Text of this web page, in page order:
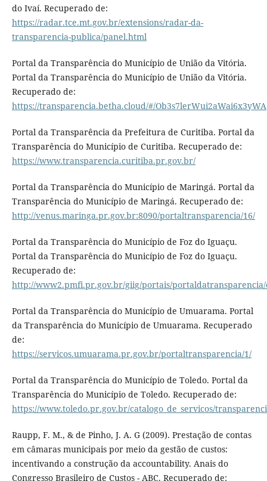
do Ivaí. Recuperado de:
https://radar.tce.mt.gov.br/extensions/radar-da-
transparencia-publica/panel.html
Portal da Transparência do Município de União da Vitória.
Portal da Transparência do Município de União da Vitória.
Recuperado de:
https://transparencia.betha.cloud/#/Ob3s7lerWui2aWai6x3yWA
Portal da Transparência da Prefeitura de Curitiba. Portal da
Transparência do Município de Curitiba. Recuperado de:
https://www.transparencia.curitiba.pr.gov.br/
Portal da Transparência do Município de Maringá. Portal da
Transparência do Município de Maringá. Recuperado de:
http://venus.maringa.pr.gov.br:8090/portaltransparencia/16/
Portal da Transparência do Município de Foz do Iguaçu.
Portal da Transparência do Município de Foz do Iguaçu.
Recuperado de:
http://www2.pmfi.pr.gov.br/giig/portais/
Portal da Transparência do Município de Umuarama. Portal
da Transparência do Município de Umuarama. Recuperado
de:
https://servicos.umuarama.pr.gov.br/portaltransparencia/1/
Portal da Transparência do Município de Toledo. Portal da
Transparência do Município de Toledo. Recuperado de:
https://www.toledo.pr.gov.br/catalogo_de_servicos/
Raupp, F. M., & de Pinho, J. A. G (2009). Prestação de contas
em câmaras municipais por meio da gestão de custos:
incentivando a construção da accountability. Anais do
Congresso Brasileiro de Custos - ABC. Recuperado de: